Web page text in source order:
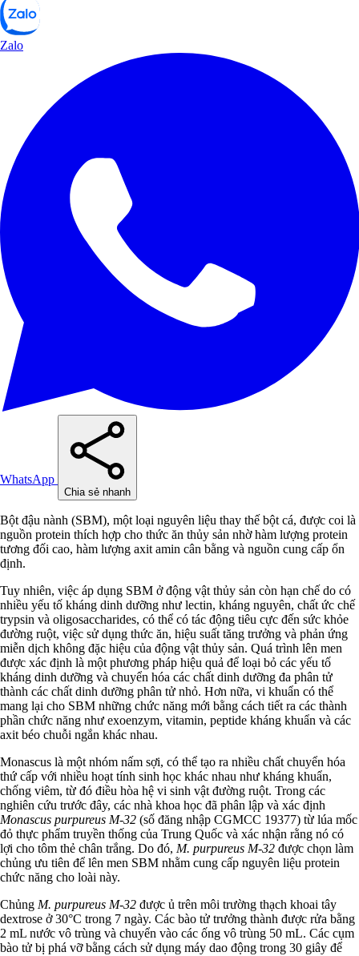
Zalo
WhatsApp
Chia sẻ nhanh
Bột đậu nành (SBM), một loại nguyên liệu thay thế bột cá, được coi là
nguồn protein thích hợp cho thức ăn thủy sản nhờ hàm lượng protein
tương đối cao, hàm lượng axit amin cân bằng và nguồn cung cấp ổn
định.
Tuy nhiên, việc áp dụng SBM ở động vật thủy sản còn hạn chế do có
nhiều yếu tố kháng dinh dưỡng như lectin, kháng nguyên, chất ức chế
trypsin và oligosaccharides, có thể có tác động tiêu cực đến sức khỏe
đường ruột, việc sử dụng thức ăn, hiệu suất tăng trưởng và phản ứng
miễn dịch không đặc hiệu của động vật thủy sản. Quá trình lên men
được xác định là một phương pháp hiệu quả để loại bỏ các yếu tố
kháng dinh dưỡng và chuyển hóa các chất dinh dưỡng đa phân tử
thành các chất dinh dưỡng phân tử nhỏ. Hơn nữa, vi khuẩn có thể
mang lại cho SBM những chức năng mới bằng cách tiết ra các thành
phần chức năng như exoenzym, vitamin, peptide kháng khuẩn và các
axit béo chuỗi ngắn khác nhau.
Monascus là một nhóm nấm sợi, có thể tạo ra nhiều chất chuyển hóa
thứ cấp với nhiều hoạt tính sinh học khác nhau như kháng khuẩn,
chống viêm, từ đó điều hòa hệ vi sinh vật đường ruột. Trong các
nghiên cứu trước đây, các nhà khoa học đã phân lập và xác định
Monascus purpureus M-32 (số đăng nhập CGMCC 19377) từ lúa mốc
đỏ thực phẩm truyền thống của Trung Quốc và xác nhận rằng nó có
lợi cho tôm thẻ chân trắng. Do đó, M. purpureus M-32 được chọn làm
chủng ưu tiên để lên men SBM nhằm cung cấp nguyên liệu protein
chức năng cho loài này.
Chủng M. purpureus M-32 được ủ trên môi trường thạch khoai tây
dextrose ở 30°C trong 7 ngày. Các bào tử trưởng thành được rửa bằng
2 mL nước vô trùng và chuyển vào các ống vô trùng 50 mL. Các cụm
bào tử bị phá vỡ bằng cách sử dụng máy dao động trong 30 giây để